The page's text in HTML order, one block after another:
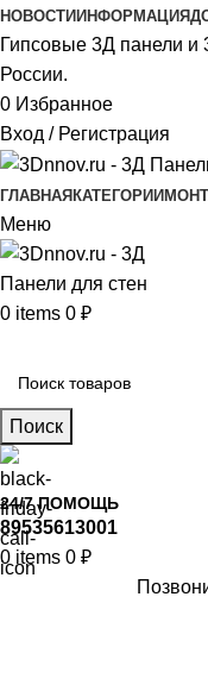
НОВОСТИ ИНФОРМАЦИЯ
Гипсовые 3Д панели и
России.
0 Избранное
Вход / Регистрация
ГЛАВНАЯ КАТЕГОРИИ
Меню
0 items 0 ₽
Поиск
24/7 ПОМОЩЬ
89535613001
0 items 0 ₽